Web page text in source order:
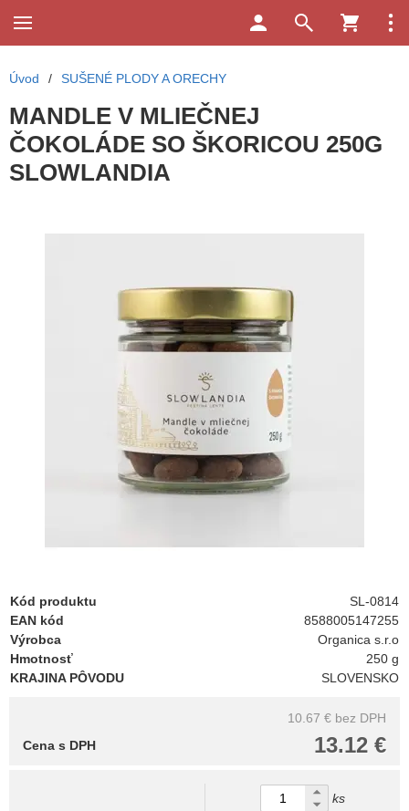
Úvod / SUŠENÉ PLODY A ORECHY
MANDLE V MLIEČNEJ
ČOKOLÁDE SO ŠKORICOU 250G
SLOWLANDIA
Kód produktu
SL-0814
EAN kód
8588005147255
Výrobca
Organica s.r.o
Hmotnosť
250 g
KRAJINA PÔVODU
SLOVENSKO
10.67 € bez DPH
13.12 €
Cena s DPH
ks